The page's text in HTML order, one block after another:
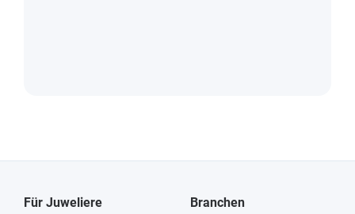
Für Juweliere Branchen